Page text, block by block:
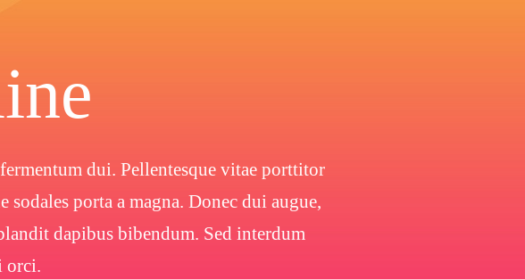
dui. Pellentesque vitae porttitor
sodales porta a magna. Donec dui augue,
dapibus bibendum. Sed interdum
orci.